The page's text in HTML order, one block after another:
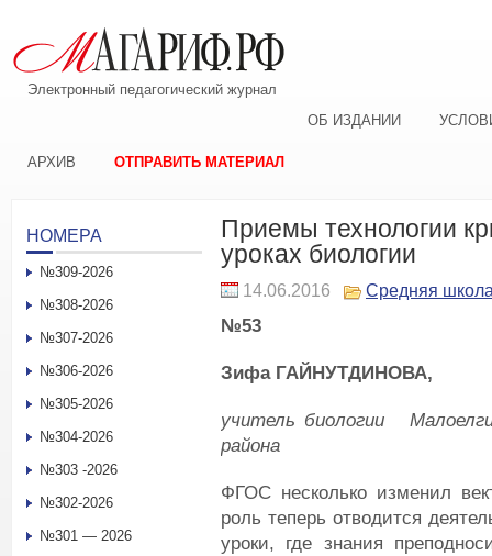
Электронный педагогический журнал
ОБ ИЗДАНИИ
АРХИВ ОТПРАВИТЬ МАТЕРИАЛ
Приемы технологии
уроках биологии
14.06.2016 Средняя
№53
Зифа ГАЙНУТДИНОВА,
учитель биологии
района
ФГОС несколько изменил
роль теперь отводится
уроки, где знания
НОМЕРА
№309-2026
№308-2026
№307-2026
№306-2026
№305-2026
№304-2026
№303 -2026
№302-2026
№301 — 2026